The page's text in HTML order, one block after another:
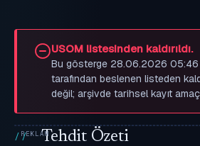
USOM listesinden kaldırıldı.
Bu gösterge 28.06.2026 05:46
tarafından beslenen listeden
değil; arşivde tarihsel kayıt
Tehdit Özeti